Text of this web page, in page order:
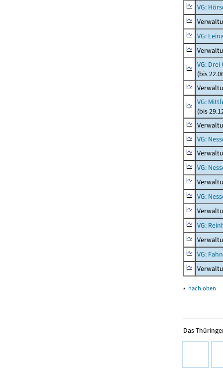
VG:
VG:
VG:
(bis
VG:
(bis
VG:
VG:
VG:
VG:
VG:
▴ nach oben
Das